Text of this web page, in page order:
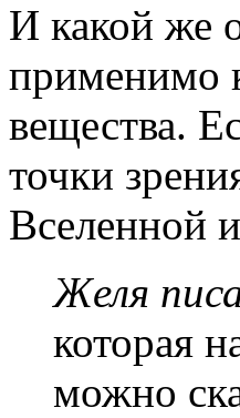
И какой же
применимо
вещества.
точки
Вселенной
Желя
которая
можно